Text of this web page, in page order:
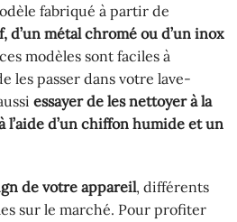
fabriqué à partir de
métal chromé ou d’un inox
modèles sont faciles à
les passer dans votre lave-
essayer de les nettoyer à la
l’aide d’un chiffon humide et un
de votre appareil, différents
sur le marché. Pour profiter